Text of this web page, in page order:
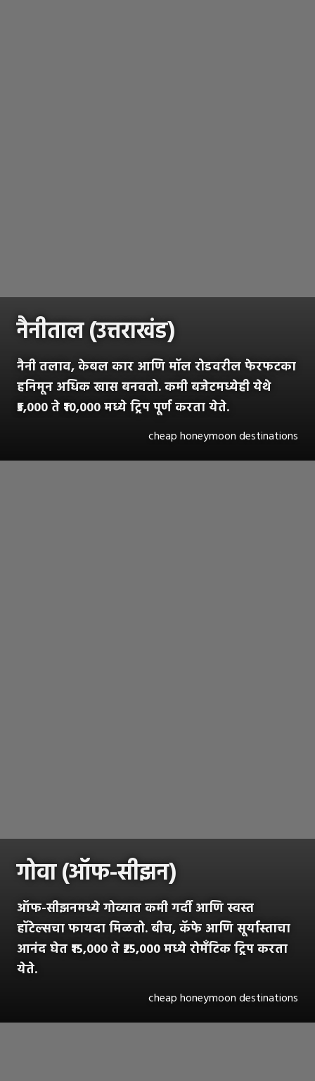
नैनीताल (उत्तराखंड)
नैनी तलाव, केबल कार आणि मॉल रोडवरील फेरफटका
हनिमून अधिक खास बनवतो. कमी बजेटमध्येही येथे
₹5,000 ते ₹10,000 मध्ये ट्रिप पूर्ण करता येते.
cheap honeymoon destinations
गोवा (ऑफ-सीझन)
ऑफ-सीझनमध्ये गोव्यात कमी गर्दी आणि स्वस्त
हॉटेल्सचा फायदा मिळतो. बीच, कॅफे आणि सूर्यास्ताचा
आनंद घेत ₹15,000 ते ₹25,000 मध्ये रोमँटिक ट्रिप करता
येते.
cheap honeymoon destinations